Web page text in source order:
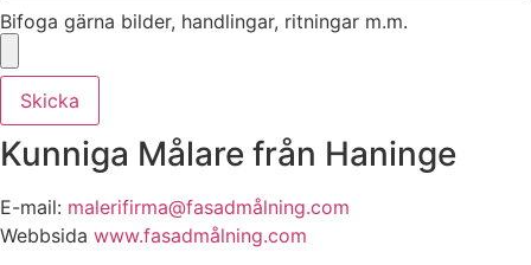
Bifoga gärna bilder, handlingar, ritningar m.m.
Skicka
Kunniga Målare från Haninge
E-mail: malerifirma@fasadmålning.com
Webbsida www.fasadmålning.com